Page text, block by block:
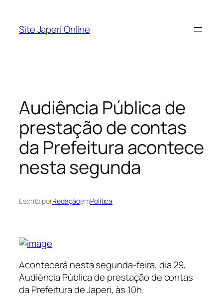
Site Japeri Online
Audiência Pública de
prestação de contas
da Prefeitura acontece
nesta segunda
Escrito porRedaçãoemPolítica
Acontecerá nesta segunda-feira, dia 29,
Audiência Pública de prestação de contas
da Prefeitura de Japeri, às 10h.